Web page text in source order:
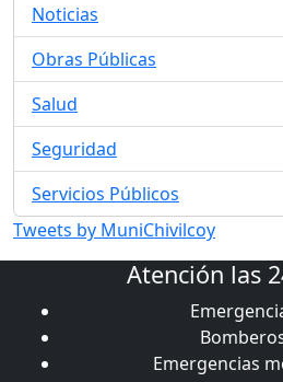
Noticias
Obras Públicas
Salud
Seguridad
Servicios Públicos
Tweets by MuniChivilcoy
Atención las
Emergencias